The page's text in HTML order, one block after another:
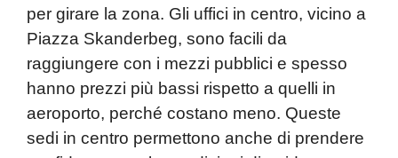
per girare la zona. Gli uffici in centro, vicino a
Piazza Skanderbeg, sono facili da
raggiungere con i mezzi pubblici e spesso
hanno prezzi più bassi rispetto a quelli in
aeroporto, perché costano meno. Queste
sedi in centro permettono anche di prendere